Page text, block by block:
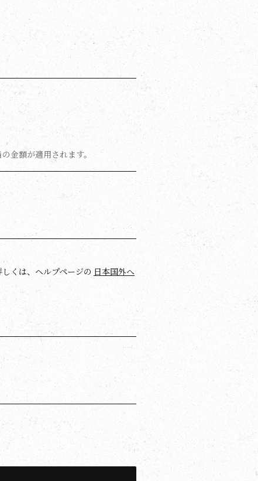
金額が適用されます。
くは、ヘルプページの 日本国外へ